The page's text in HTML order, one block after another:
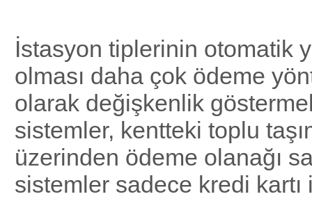
İstasyon tiplerinin otomatik
olması daha çok ödeme
olarak değişkenlik
sistemler, kentteki toplu
üzerinden ödeme olanağı
sistemler sadece kredi